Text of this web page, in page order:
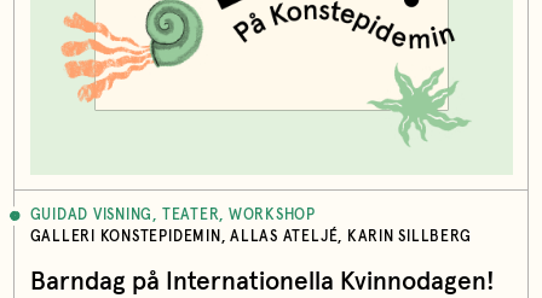
GUIDAD VISNING, TEATER, WORKSHOP
GALLERI KONSTEPIDEMIN, ALLAS ATELJÉ, KARIN SILLBERG
Barndag på Internationella Kvinnodagen!